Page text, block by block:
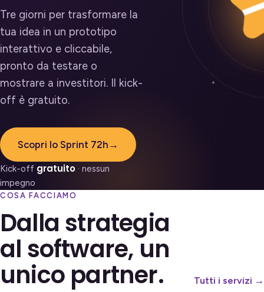
Tre giorni per trasformare la
tua idea in un prototipo
interattivo e cliccabile,
pronto da testare o
mostrare a investitori. Il kick-
off è gratuito.
Scopri lo Sprint 72h →
Kick-off gratuito · nessun
impegno
COSA FACCIAMO
Dalla strategia
al software, un
unico partner. Tutti i servizi →